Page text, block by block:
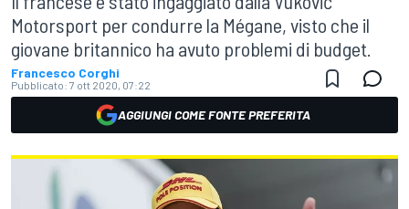
Motorsport per condurre la Mégane, visto che il
giovane britannico ha avuto problemi di budget.
Francesco Corghi
Pubblicato: 7 ott 2020, 07:22
AGGIUNGI COME FONTE PREFERITA